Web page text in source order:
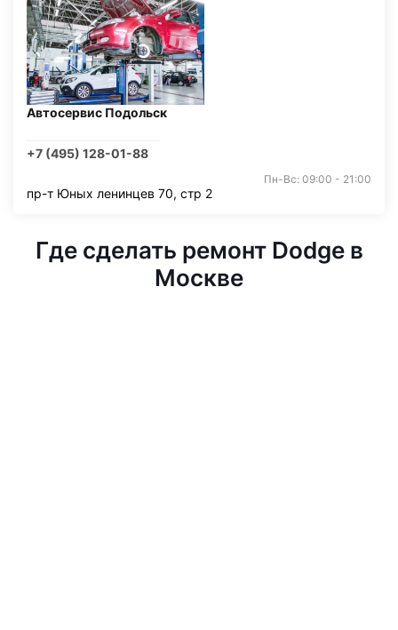
Автосервис Подольск
+7 (495) 128-01-88
Пн-Вс: 09:00 - 21:00
пр-т Юных ленинцев 70, стр 2
Где сделать ремонт Dodge в
Москве